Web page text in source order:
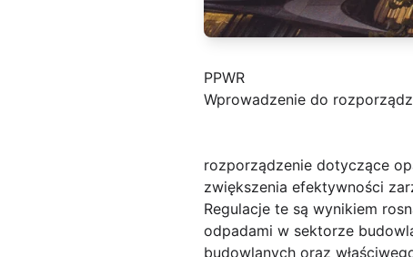
PPWR
Wprowadzenie do
rozporządzenie dotyczące
zwiększenia efektywności
Regulacje te są wynikiem
odpadami w sektorze
budowlanych oraz